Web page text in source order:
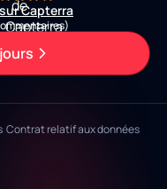
sur Capterra
Contrat relatif aux données